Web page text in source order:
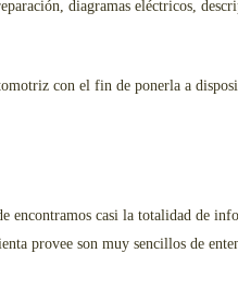
diagramas eléctricos,
con el fin de ponerla a
casi la totalidad de
provee son muy sencillos de